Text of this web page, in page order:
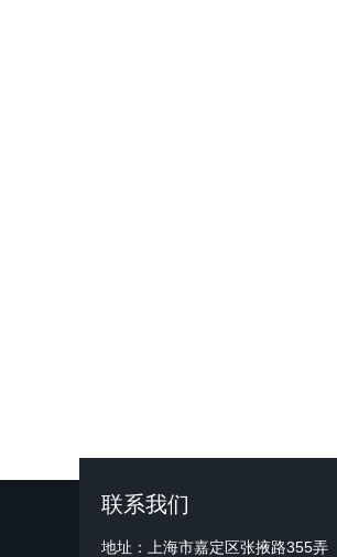
联系我们
地址：上海市嘉定区张掖路355弄